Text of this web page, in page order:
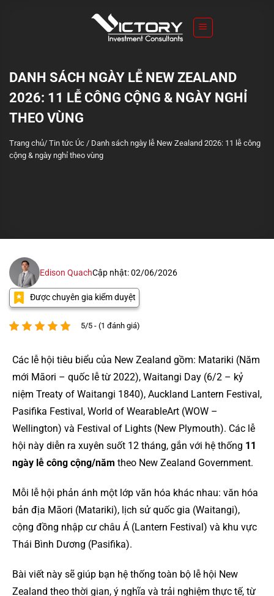
DANH SÁCH NGÀY LỄ NEW ZEALAND
2026: 11 LỄ CÔNG CỘNG & NGÀY NGHỈ
THEO VÙNG
Trang chủ/ Tin tức Úc / Danh sách ngày lễ New Zealand 2026: 11 lễ công
cộng & ngày nghỉ theo vùng
Edison QuachCập nhật: 02/06/2026
Được chuyên gia kiểm duyệt
5/5 - (1 đánh giá)
Các lễ hội tiêu biểu của New Zealand gồm: Matariki (Năm
mới Māori – quốc lễ từ 2022), Waitangi Day (6/2 – kỷ
niệm Treaty of Waitangi 1840), Auckland Lantern Festival,
Pasifika Festival, World of WearableArt (WOW –
Wellington) và Festival of Lights (New Plymouth). Các lễ
hội này diễn ra xuyên suốt 12 tháng, gắn với hệ thống 11
ngày lễ công cộng/năm theo New Zealand Government.
Mỗi lễ hội phản ánh một lớp văn hóa khác nhau: văn hóa
bản địa Māori (Matariki), lịch sử quốc gia (Waitangi),
cộng đồng nhập cư châu Á (Lantern Festival) và khu vực
Thái Bình Dương (Pasifika).
Bài viết này sẽ giúp bạn hệ thống toàn bộ lễ hội New
Zealand theo thời gian, ý nghĩa và trải nghiệm thực tế, từ